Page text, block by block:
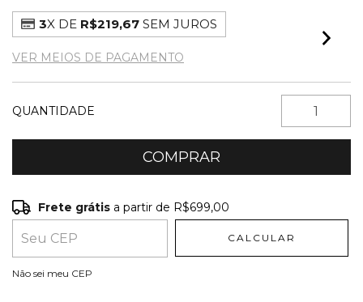
3X DE R$219,67SEM JUROS
VER MEIOS DE PAGAMENTO
QUANTIDADE
Frete grátis R$699,00
Entregas para o CEP:
Frete grátis a partir de R$699,00
CALCULAR
Não sei meu CEP